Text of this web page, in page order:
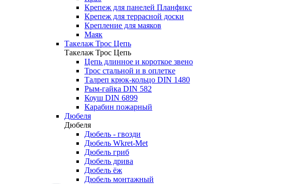
Крепеж для панелей Планфикс
Крепеж для террасной доски
Крепление для маяков
Маяк
Такелаж Трос Цепь
Такелаж Трос Цепь
Цепь длинное и короткое звено
Трос стальной и в оплетке
Талреп крюк-кольцо DIN 1480
Рым-гайка DIN 582
Коуш DIN 6899
Карабин пожарный
Дюбеля
Дюбеля
Дюбель - гвозди
Дюбель Wkret-Met
Дюбель гриб
Дюбель дрива
Дюбель ёж
Дюбель монтажный